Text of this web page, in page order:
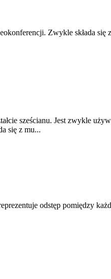
Zwykle składa się
sześcianu. Jest zwykle
się z mu...
odstęp pomiędzy